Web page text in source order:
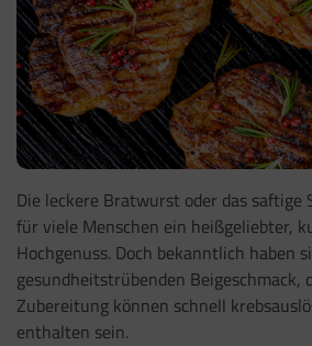
Die leckere Bratwurst oder das saftige
für viele Menschen ein heißgeliebter,
Hochgenuss. Doch bekanntlich haben
gesundheitstrübenden Beigeschmack,
Zubereitung können schnell
enthalten sein.